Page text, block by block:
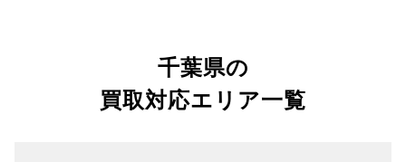
千葉県の
買取対応エリア一覧